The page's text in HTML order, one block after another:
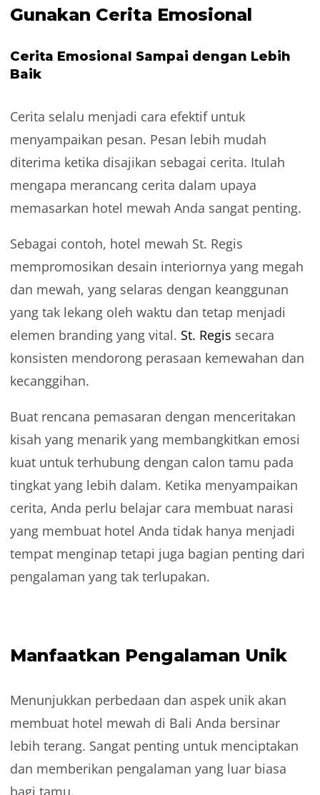
Gunakan Cerita Emosional
Cerita Emosional Sampai dengan Lebih
Baik
Cerita selalu menjadi cara efektif untuk
menyampaikan pesan. Pesan lebih mudah
diterima ketika disajikan sebagai cerita. Itulah
mengapa merancang cerita dalam upaya
memasarkan hotel mewah Anda sangat penting.
Sebagai contoh, hotel mewah St. Regis
mempromosikan desain interiornya yang megah
dan mewah, yang selaras dengan keanggunan
yang tak lekang oleh waktu dan tetap menjadi
elemen branding yang vital. St. Regis secara
konsisten mendorong perasaan kemewahan dan
kecanggihan.
Buat rencana pemasaran dengan menceritakan
kisah yang menarik yang membangkitkan emosi
kuat untuk terhubung dengan calon tamu pada
tingkat yang lebih dalam. Ketika menyampaikan
cerita, Anda perlu belajar cara membuat narasi
yang membuat hotel Anda tidak hanya menjadi
tempat menginap tetapi juga bagian penting dari
pengalaman yang tak terlupakan.
Manfaatkan Pengalaman Unik
Menunjukkan perbedaan dan aspek unik akan
membuat hotel mewah di Bali Anda bersinar
lebih terang. Sangat penting untuk menciptakan
dan memberikan pengalaman yang luar biasa